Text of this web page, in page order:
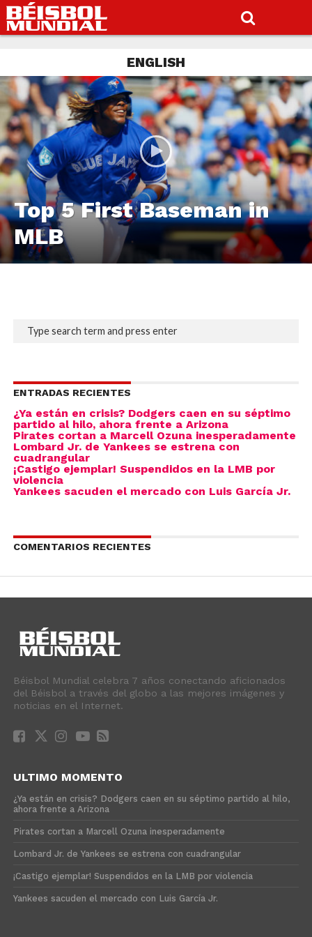
ENGLISH
Top 5 First Baseman in
MLB
ENTRADAS RECIENTES
¿Ya están en crisis? Dodgers caen en su séptimo
partido al hilo, ahora frente a Arizona
Pirates cortan a Marcell Ozuna inesperadamente
Lombard Jr. de Yankees se estrena con
cuadrangular
¡Castigo ejemplar! Suspendidos en la LMB por
violencia
Yankees sacuden el mercado con Luis García Jr.
COMENTARIOS RECIENTES
Béisbol Mundial celebra 7 años conectando aficionados
del Béisbol a través del globo a las mejores imágenes y
noticias en el Internet.
ULTIMO MOMENTO
¿Ya están en crisis? Dodgers caen en su séptimo partido al hilo,
ahora frente a Arizona
Pirates cortan a Marcell Ozuna inesperadamente
Lombard Jr. de Yankees se estrena con cuadrangular
¡Castigo ejemplar! Suspendidos en la LMB por violencia
Yankees sacuden el mercado con Luis García Jr.